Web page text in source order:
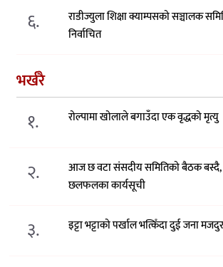
६.
राडीज्युला शिक्षा क्याम्पसको सञ्चालक
निर्वाचित
भर्खरै
१. रोल्पामा खोलाले बगाउँदा एक वृद्धको मृत्यु
२.
आज छ वटा संसदीय समितिको बैठक
छलफलका कार्यसूची
३. इट्टा भट्टाको पर्खाल भत्किँदा दुई जना